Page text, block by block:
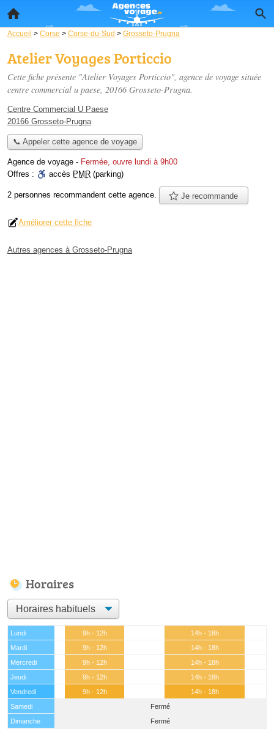
Accueil > Corse > Corse-du-Sud > Grosseto-Prugna
Atelier Voyages Porticcio
Cette fiche présente "Atelier Voyages Porticcio", agence de voyage située
centre commercial u paese, 20166 Grosseto-Prugna.
Centre Commercial U Paese
20166 Grosseto-Prugna
📞 Appeler cette agence de voyage
Agence de voyage - Fermée, ouvre lundi à 9h00
Offres :
accès PMR (parking)
2 personnes recommandent cette agence. Je recommande
Améliorer cette fiche
Autres agences à Grosseto-Prugna
Horaires
Lundi 9h - 12h
14h - 18h
Mardi
9h - 12h
14h - 18h
Mercredi
9h - 12h
14h - 18h
Jeudi
9h - 12h
14h - 18h
Vendredi
9h - 12h
14h - 18h
Samedi
Fermé
Dimanche
Fermé